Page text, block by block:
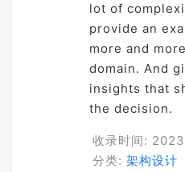
lot of
provide an
more and
domain. And
insights that
the decision.
收录时间:
分类: 架构设计